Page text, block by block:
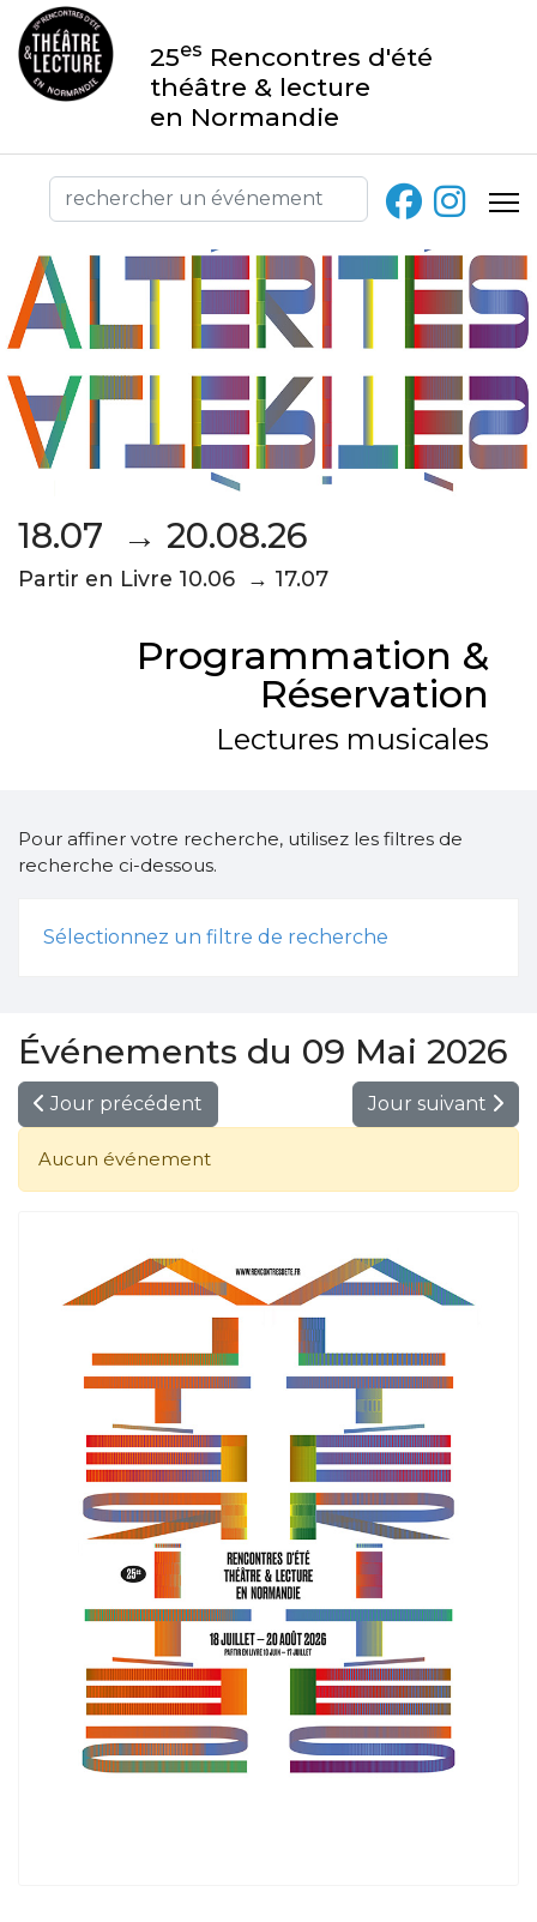
25es Rencontres d'été
théâtre & lecture
en Normandie
18.07 → 20.08.26
Partir en Livre 10.06 → 17.07
Programmation &
Réservation
Lectures musicales
Pour affiner votre recherche, utilisez les filtres de
recherche ci-dessous.
Sélectionnez un filtre de recherche
Événements du 09 Mai 2026
Jour précédent Jour suivant
Aucun événement